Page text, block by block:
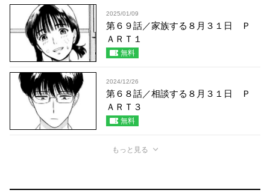
2025/01/09
第６９話／家族する８月３１日 Ｐ
ＡＲＴ１
無料
2024/12/26
第６８話／相談する８月３１日 Ｐ
ＡＲＴ３
無料
もっと見る